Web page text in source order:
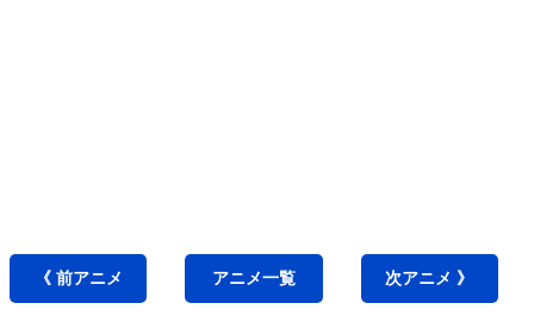
《 前アニメ アニメ一覧 次アニメ 》